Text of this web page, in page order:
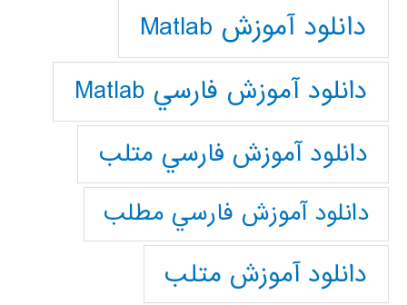
دانلود آموزش Matlab
دانلود آموزش فارسي Matlab
دانلود آموزش فارسي متلب
دانلود آموزش فارسي مطلب
دانلود آموزش متلب